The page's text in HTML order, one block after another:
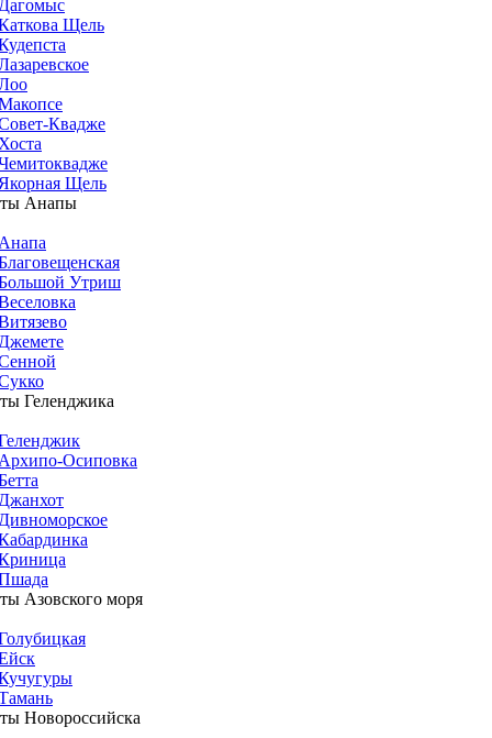
Щель
Квадже
Щель
Анапы
Утриш
Геленджика
Осиповка
Азовского моря
Новороссийска